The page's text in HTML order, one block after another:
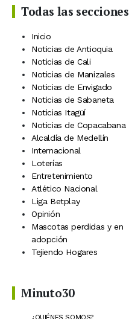
Todas las secciones
Inicio
Noticias de Antioquia
Noticias de Cali
Noticias de Manizales
Noticias de Envigado
Noticias de Sabaneta
Noticias Itagüí
Noticias de Copacabana
Alcaldía de Medellín
Internacional
Loterías
Entretenimiento
Atlético Nacional
Liga Betplay
Opinión
Mascotas perdidas y en
adopción
Tejiendo Hogares
Minuto30
¿QUIÉNES SOMOS?